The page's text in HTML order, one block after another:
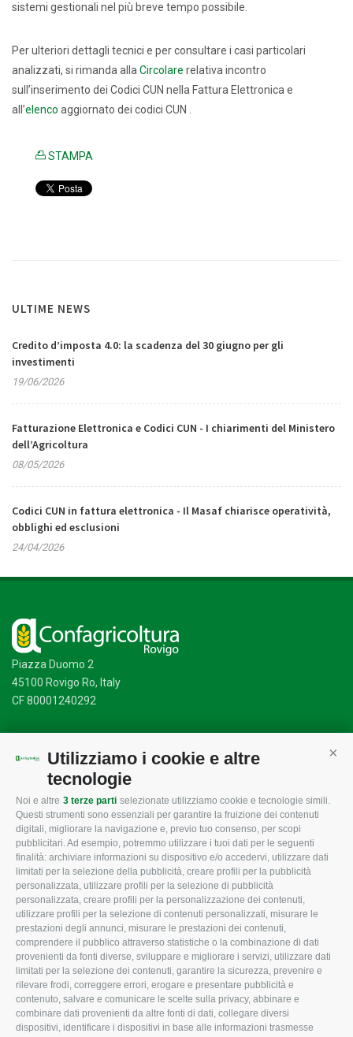
Utilizziamo i cookie e altre
tecnologie
Noi e altre 3 terze parti selezionate utilizziamo cookie e tecnologie simili.
Questi strumenti sono essenziali per garantire la fruizione dei contenuti
digitali, migliorare la navigazione e, previo tuo consenso, per scopi
pubblicitari. Ad esempio, potremmo utilizzare i tuoi dati per le seguenti
finalità: archiviare informazioni su dispositivo e/o accedervi, utilizzare dati
limitati per la selezione della pubblicità, creare profili per la pubblicità
personalizzata, utilizzare profili per la selezione di pubblicità
personalizzata, creare profili per la personalizzazione dei contenuti,
utilizzare profili per la selezione di contenuti personalizzati, misurare le
prestazioni degli annunci, misurare le prestazioni dei contenuti,
comprendere il pubblico attraverso statistiche o la combinazione di dati
provenienti da fonti diverse, sviluppare e migliorare i servizi, utilizzare dati
limitati per la selezione dei contenuti, garantire la sicurezza, prevenire e
rilevare frodi, correggere errori, erogare e presentare pubblicità e
contenuto, salvare e comunicare le scelte sulla privacy, abbinare e
combinare dati provenienti da altre fonti di dati, collegare diversi
dispositivi, identificare i dispositivi in base alle informazioni trasmesse
sistemi gestionali nel più breve tempo possibile.
Per ulteriori dettagli tecnici e per consultare i casi particolari
analizzati, si rimanda alla Circolare relativa incontro
sull’inserimento dei Codici CUN nella Fattura Elettronica e
all’elenco aggiornato dei codici CUN .
STAMPA
ULTIME NEWS
Credito d’imposta 4.0: la scadenza del 30 giugno per gli
investimenti
19/06/2026
Fatturazione Elettronica e Codici CUN - I chiarimenti del Ministero
dell’Agricoltura
08/05/2026
Codici CUN in fattura elettronica - Il Masaf chiarisce operatività,
obblighi ed esclusioni
24/04/2026
Piazza Duomo 2
45100 Rovigo Ro, Italy
CF 80001240292
Mappa del sito/Privacy Policy/Cookie Policy
CONFAGRICOLTURA
ROVIGO
L'Associazione
Missione e Progetto
Organigramma aziendale
I Nostri Servizi
Uffici della Sede provinciale
Le Sedi di Zona
Agricoltori S.r.l.
Whistleblowing
CONFAGRICOLTURA
INFORMA
Tecnico
Fiscale
Lavoro
Ambiente
Associazione
CONFAGRICOLTURA ATTIVA